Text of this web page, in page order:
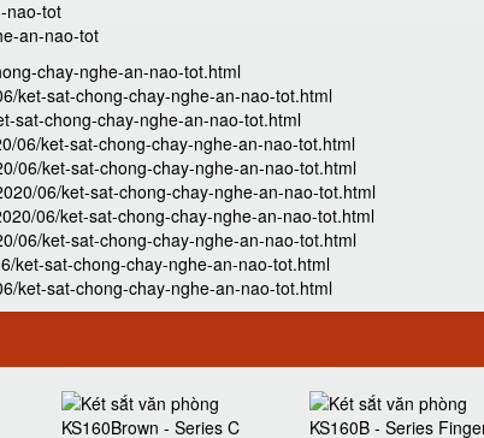
nao-tot
an-nao-tot
chay-nghe-an-nao-tot.html
ket-sat-chong-chay-nghe-an-nao-tot.html
sat-chong-chay-nghe-an-nao-tot.html
06/ket-sat-chong-chay-nghe-an-nao-tot.html
06/ket-sat-chong-chay-nghe-an-nao-tot.html
06/ket-sat-chong-chay-nghe-an-nao-tot.html
06/ket-sat-chong-chay-nghe-an-nao-tot.html
06/ket-sat-chong-chay-nghe-an-nao-tot.html
ket-sat-chong-chay-nghe-an-nao-tot.html
ket-sat-chong-chay-nghe-an-nao-tot.html